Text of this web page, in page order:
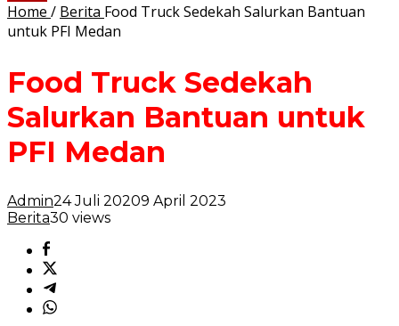
Home / Berita Food Truck Sedekah Salurkan Bantuan
untuk PFI Medan
Food Truck Sedekah
Salurkan Bantuan untuk
PFI Medan
Admin24 Juli 20209 April 2023
Berita30 views